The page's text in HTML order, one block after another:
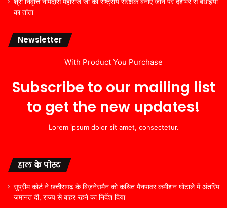
का तांता
Newsletter
With Product You Purchase
Subscribe to our mailing list
to get the new updates!
Lorem ipsum dolor sit amet, consectetur.
हाल के पोस्ट
सुप्रीम कोर्ट ने छत्तीसगढ़ के बिज़नेसमैन को कथित मैनपावर कमीशन घोटाले में अंतरिम
ज़मानत दी, राज्य से बाहर रहने का निर्देश दिया